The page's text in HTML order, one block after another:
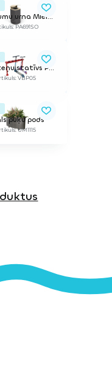
Atkritumu urna Mielek T
PA691SO
Skrejriteņu statīvs PATIN
VBP05
puķu pods
UM1115